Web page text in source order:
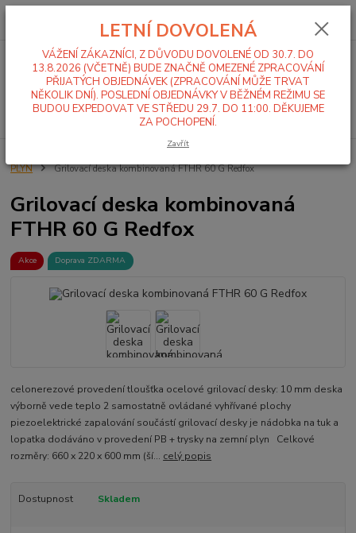
Menu
Hledat
0,00 Kč
PLYN
Grilovací deska kombinovaná FTHR 60 G Redfox
Grilovací deska kombinovaná
FTHR 60 G Redfox
Akce Doprava ZDARMA
celonerezové provedení tloušťka ocelové grilovací desky: 10 mm deska
výborně vede teplo 2 samostatně ovládané vyhřívané plochy
piezoelektrické zapalování součástí grilovací desky je nádobka na tuk a
lopatka dodáváno v provedení PB + trysky na zemní plyn Celkové
rozměry: 660 x 220 x 600 mm (ší... celý popis
Dostupnost Skladem
LETNÍ DOVOLENÁ
VÁŽENÍ ZÁKAZNÍCI, Z DŮVODU DOVOLENÉ OD 30.7. DO
13.8.2026 (VČETNĚ) BUDE ZNAČNĚ OMEZENÉ ZPRACOVÁNÍ
PŘIJATÝCH OBJEDNÁVEK (ZPRACOVÁNÍ MŮŽE TRVAT
NĚKOLIK DNÍ). POSLEDNÍ OBJEDNÁVKY V BĚŽNÉM REŽIMU SE
BUDOU EXPEDOVAT VE STŘEDU 29.7. DO 11:00. DĚKUJEME
ZA POCHOPENÍ.
Zavřít